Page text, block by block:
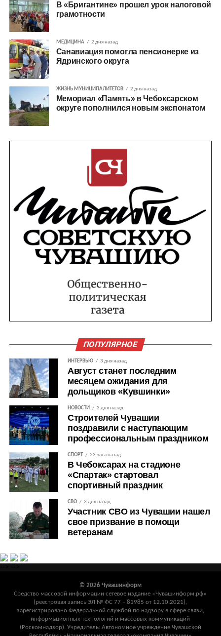
В «Бригантине» прошел урок налоговой
грамотности
МЕДИЦИНА 2 дня назад
Санавиация помогла пенсионерке из
Ядринского округа
ЖИЗНЬ МУНИЦИПАЛИТЕТОВ 2 дня назад
Мемориал «Память» в Чебоксарском
округе пополнился новым экспонатом
ПОПУЛЯРНОЕ
ИНТЕРВЬЮ 3 дня назад
Август станет последним
месяцем ожидания для
дольщиков «Кувшинки»
НОВОСТИ 3 дня назад
Строителей Чувашии
поздравили с наступающим
профессиональным праздником
СПОРТ 23 часа назад
В Чебоксарах на стадионе
«Спартак» стартовал
спортивный праздник
СВО 3 дня назад
Участник СВО из Чувашии нашел
свое призвание в помощи
ветеранам
© 2026 Чувашинформ
Средство массовой информации сетевое издание «Чувашинформ.рф»
(реестровая запись ЭЛ № ФС 77 – 81985 от 12.10.2021),
зарегистрировано Федеральной службой по надзору в сфере связи,
информационных технологий и массовых коммуникаций
(Роскомнадзор). Учредитель: Автономное учреждение Чувашской